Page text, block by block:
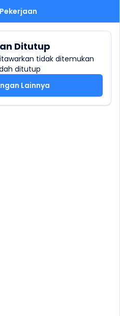
Ditutup
tidak ditemukan
ditutup
Lainnya